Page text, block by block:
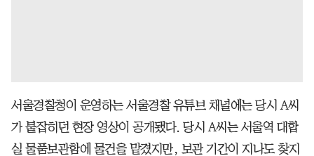
서울경찰청이 운영하는 서울경찰 유튜브 채널에는 당시 A씨
가 붙잡히던 현장 영상이 공개됐다. 당시 A씨는 서울역 대합
실 물품보관함에 물건을 맡겼지만, 보관 기간이 지나도 찾지